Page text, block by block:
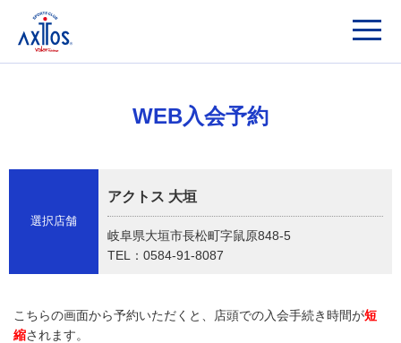
WEB入会予約
選択店舗
アクトス 大垣
岐阜県大垣市長松町字鼠原848-5
TEL：0584-91-8087
こちらの画面から予約いただくと、店頭での入会手続き時間が短
縮されます。